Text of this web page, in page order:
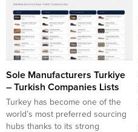
competitive pricing, Turkish
suppliers offer reliable sourcing,
fast logistics, and flexible
production for international
buyers seeking trusted metal
trade partners.
Sole Manufacturers Turkiye
– Turkish Companies Lists
Turkey has become one of the
world’s most preferred sourcing
hubs thanks to its strong